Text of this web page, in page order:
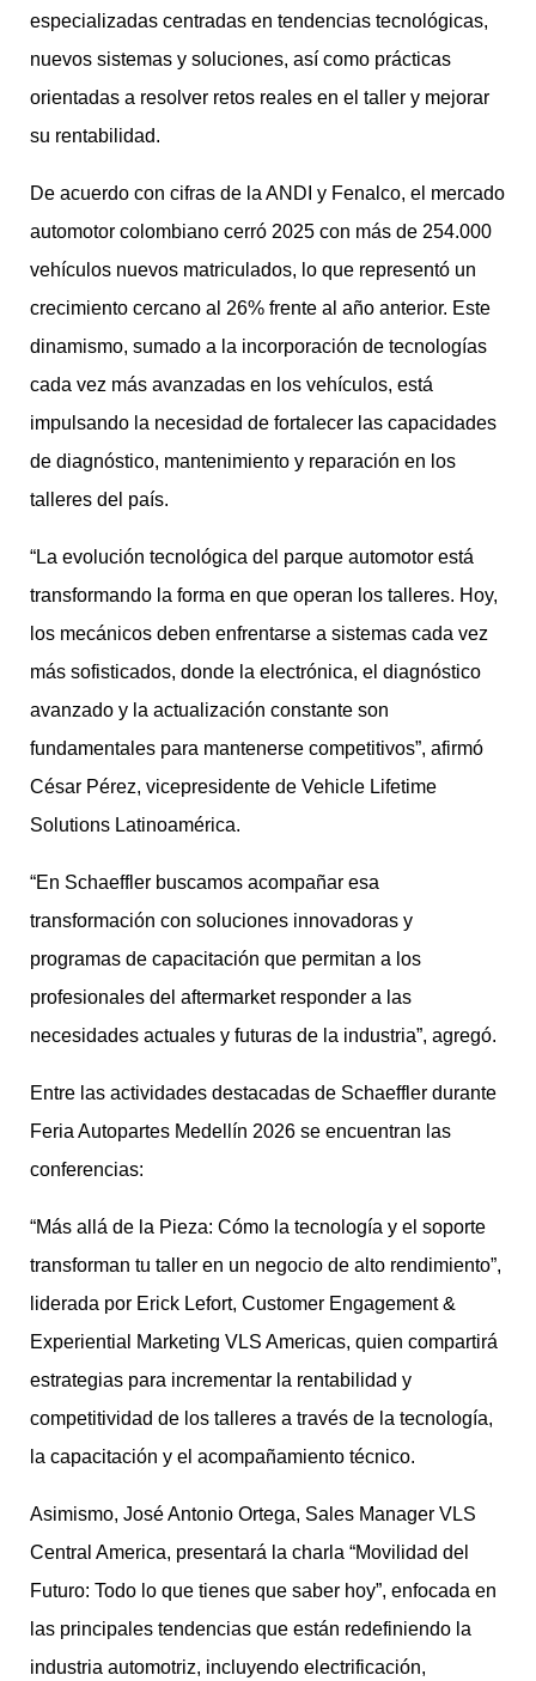
especializadas centradas en tendencias tecnológicas,
nuevos sistemas y soluciones, así como prácticas
orientadas a resolver retos reales en el taller y mejorar
su rentabilidad.
De acuerdo con cifras de la ANDI y Fenalco, el mercado
automotor colombiano cerró 2025 con más de 254.000
vehículos nuevos matriculados, lo que representó un
crecimiento cercano al 26% frente al año anterior. Este
dinamismo, sumado a la incorporación de tecnologías
cada vez más avanzadas en los vehículos, está
impulsando la necesidad de fortalecer las capacidades
de diagnóstico, mantenimiento y reparación en los
talleres del país.
“La evolución tecnológica del parque automotor está
transformando la forma en que operan los talleres. Hoy,
los mecánicos deben enfrentarse a sistemas cada vez
más sofisticados, donde la electrónica, el diagnóstico
avanzado y la actualización constante son
fundamentales para mantenerse competitivos”, afirmó
César Pérez, vicepresidente de Vehicle Lifetime
Solutions Latinoamérica.
“En Schaeffler buscamos acompañar esa
transformación con soluciones innovadoras y
programas de capacitación que permitan a los
profesionales del aftermarket responder a las
necesidades actuales y futuras de la industria”, agregó.
Entre las actividades destacadas de Schaeffler durante
Feria Autopartes Medellín 2026 se encuentran las
conferencias:
“Más allá de la Pieza: Cómo la tecnología y el soporte
transforman tu taller en un negocio de alto rendimiento”,
liderada por Erick Lefort, Customer Engagement &
Experiential Marketing VLS Americas, quien compartirá
estrategias para incrementar la rentabilidad y
competitividad de los talleres a través de la tecnología,
la capacitación y el acompañamiento técnico.
Asimismo, José Antonio Ortega, Sales Manager VLS
Central America, presentará la charla “Movilidad del
Futuro: Todo lo que tienes que saber hoy”, enfocada en
las principales tendencias que están redefiniendo la
industria automotriz, incluyendo electrificación,